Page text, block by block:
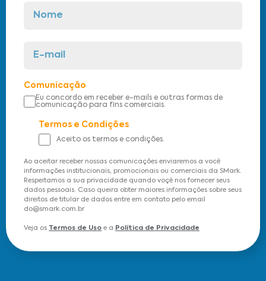
Comunicação
Eu concordo em receber e-mails e outras formas de
comunicação para fins comerciais.
Termos e Condições
Aceito os termos e condições.
Ao aceitar receber nossas comunicações enviaremos a você
informações institucionais, promocionais ou comerciais da SMark.
Respeitamos a sua privacidade quando voçê nos fornecer seus
dados pessoais. Caso queira obter maiores informações sobre seus
direitos de titular de dados entre em contato pelo email
do@smark.com.br
Veja os Termos de Uso e a Política de Privacidade